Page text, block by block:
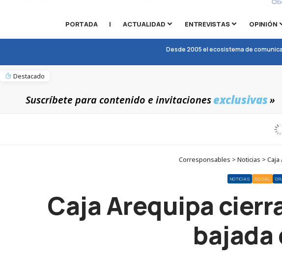
PORTADA | ACTUALIDAD ENTREVISTAS OPINIÓN
Desde 2005 el ecosistema de
Destacado
Suscríbete para contenido e invitacionesexclusivas»
Corresponsables > Noticias >
NOTICIAS SOCIAL
Caja Arequipa
bajada